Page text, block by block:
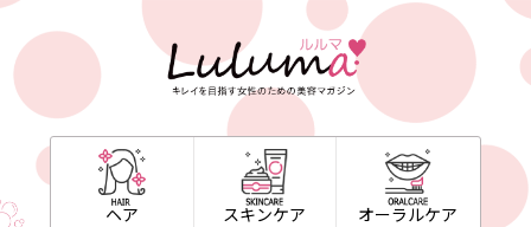
ヘア スキンケア オーラルケア